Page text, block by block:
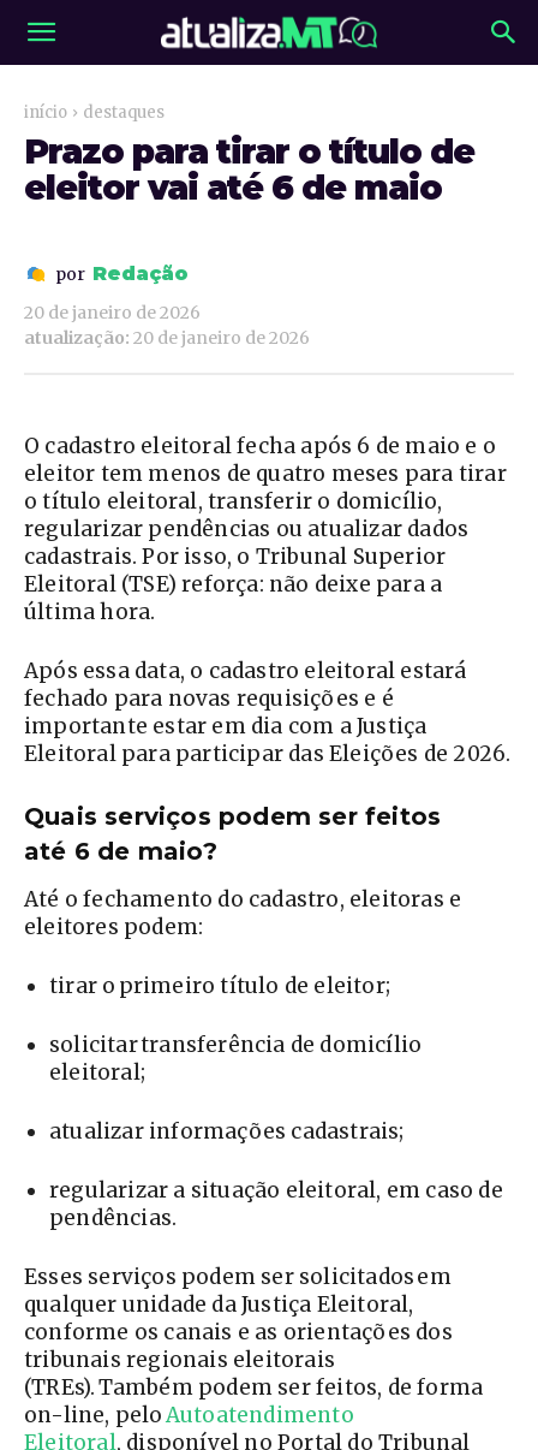
início destaques
Prazo para tirar o título de
eleitor vai até 6 de maio
por Redação
20 de janeiro de 2026
atualização: 20 de janeiro de 2026
O cadastro eleitoral fecha após 6 de maio e o
eleitor tem menos de quatro meses para tirar
o título eleitoral, transferir o domicílio,
regularizar pendências ou atualizar dados
cadastrais. Por isso, o Tribunal Superior
Eleitoral (TSE) reforça: não deixe para a
última hora.
Após essa data, o cadastro eleitoral estará
fechado para novas requisições e é
importante estar em dia com a Justiça
Eleitoral para participar das Eleições de 2026.
Quais serviços podem ser feitos
até 6 de maio?
Até o fechamento do cadastro, eleitoras e
eleitores podem:
tirar o primeiro título de eleitor;
solicitar transferência de domicílio
eleitoral;
atualizar informações cadastrais;
regularizar a situação eleitoral, em caso de
pendências.
Esses serviços podem ser solicitados em
qualquer unidade da Justiça Eleitoral,
conforme os canais e as orientações dos
tribunais regionais eleitorais
(TREs). Também podem ser feitos, de forma
on-line, peloAutoatendimento
Eleitoral, disponível no Portal do Tribunal